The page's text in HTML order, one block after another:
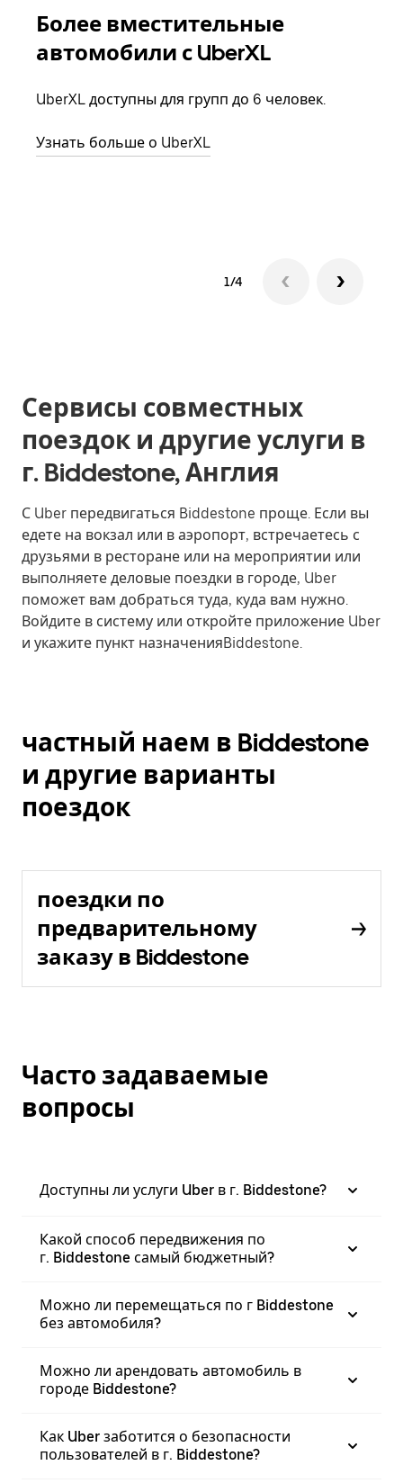
Более вместительные
автомобили с UberXL
UberXL доступны для групп до 6 человек.
Узнать больше о UberXL
1/4
Сервисы совместных
поездок и другие услуги в
г. Biddestone, Англия
С Uber передвигаться Biddestone проще. Если вы
едете на вокзал или в аэропорт, встречаетесь с
друзьями в ресторане или на мероприятии или
выполняете деловые поездки в городе, Uber
поможет вам добраться туда, куда вам нужно.
Войдите в систему или откройте приложение Uber
и укажите пункт назначенияBiddestone.
частный наем в Biddestone
и другие варианты
поездок
поездки по
предварительному
заказу в Biddestone
Часто задаваемые
вопросы
Доступны ли услуги Uber в г. Biddestone?
Какой способ передвижения по
г. Biddestone самый бюджетный?
Можно ли перемещаться по г Biddestone
без автомобиля?
Можно ли арендовать автомобиль в
городе Biddestone?
Как Uber заботится о безопасности
пользователей в г. Biddestone?